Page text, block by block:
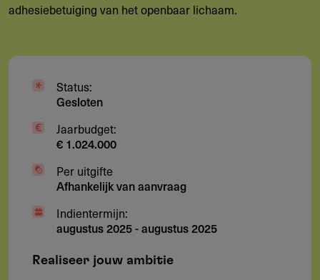
adhesiebetuiging van het openbaar lichaam.
Status:
Gesloten
Jaarbudget:
€ 1.024.000
Per uitgifte
Afhankelijk van aanvraag
Indientermijn:
augustus 2025-augustus 2025
Realiseer jouw ambitie